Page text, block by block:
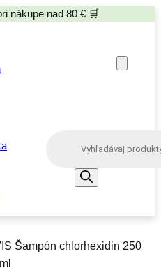
nákupe nad 80 € 🛒
s
e
Šampón chlorhexidin 250
ml